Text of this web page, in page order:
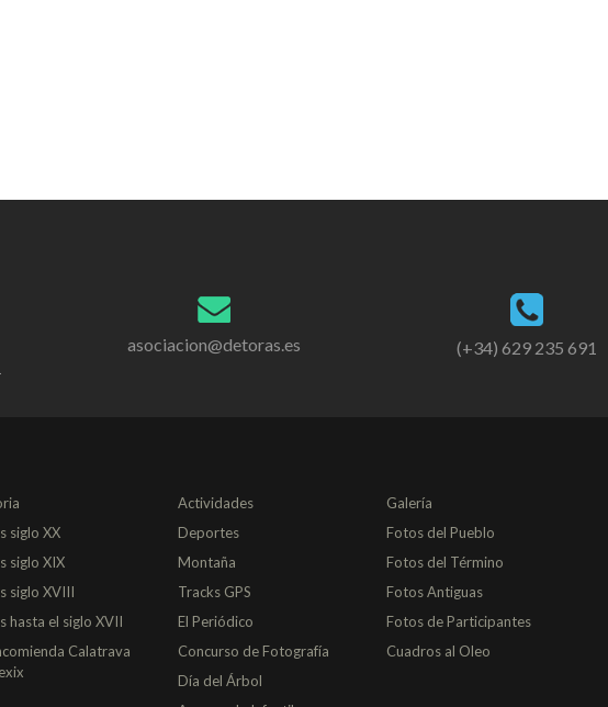
asociacion@detoras.es (+34) 629 235 691
siglo XX
siglo XIX
siglo XVIII
hasta el siglo XVII
Calatrava
Actividades
Deportes
Montaña
Tracks GPS
El Periódico
Concurso de Fotografía
Día del Árbol
Galería
Fotos del Pueblo
Fotos del Término
Fotos Antiguas
Fotos de Participantes
Cuadros al Oleo